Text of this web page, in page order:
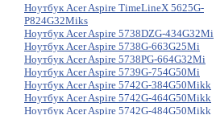
Ноутбук Acer Aspire TimeLineX 5625G-
P824G32Miks
Ноутбук Acer Aspire 5738DZG-434G32Mi
Ноутбук Acer Aspire 5738G-663G25Mi
Ноутбук Acer Aspire 5738PG-664G32Mi
Ноутбук Acer Aspire 5739G-754G50Mi
Ноутбук Acer Aspire 5742G-384G50Mikk
Ноутбук Acer Aspire 5742G-464G50Mikk
Ноутбук Acer Aspire 5742G-484G50Mikk